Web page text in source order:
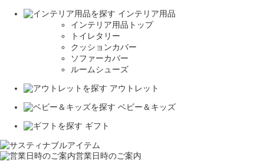
インテリア用品
インテリア用品トップ
トイレタリー
クッションカバー
ソファーカバー
ルームシューズ
アウトレット
ベビー＆キッズ
ギフト
営業日時のご案内